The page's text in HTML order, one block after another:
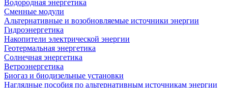
Водородная энергетика
Сменные модули
Альтернативные и возобновляемые источники энергии
Гидроэнергетика
Накопители электрической энергии
Геотермальная энергетика
Солнечная энергетика
Ветроэнергетика
Биогаз и биодизельные установки
Наглядные пособия по альтернативным источникам энергии